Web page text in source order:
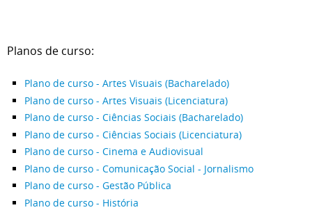
Planos de curso:
Plano de curso - Artes Visuais (Bacharelado)
Plano de curso - Artes Visuais (Licenciatura)
Plano de curso - Ciências Sociais (Bacharelado)
Plano de curso - Ciências Sociais (Licenciatura)
Plano de curso - Cinema e Audiovisual
Plano de curso - Comunicação Social - Jornalismo
Plano de curso - Gestão Pública
Plano de curso - História